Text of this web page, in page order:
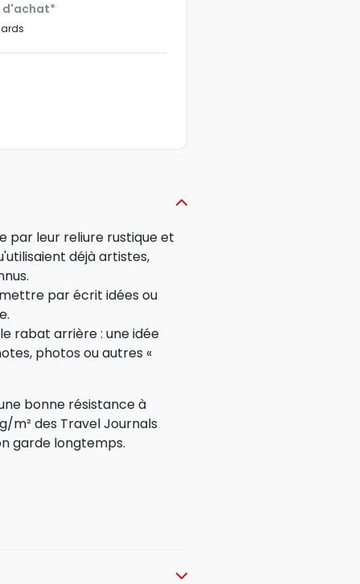
d'achat*
par leur reliure rustique et
déjà artistes,
par écrit idées ou
rabat arrière : une idée
photos ou autres «
bonne résistance à
m² des Travel Journals
garde ­longtemps.